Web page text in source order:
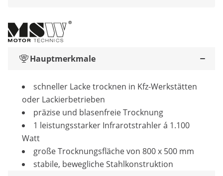
Hauptmerkmale
schneller Lacke trocknen in Kfz-Werkstätten
oder Lackierbetrieben
präzise und blasenfreie Trocknung
1 leistungsstarker Infrarotstrahler á 1.100
Watt
große Trocknungsfläche von 800 x 500 mm
stabile, bewegliche Stahlkonstruktion